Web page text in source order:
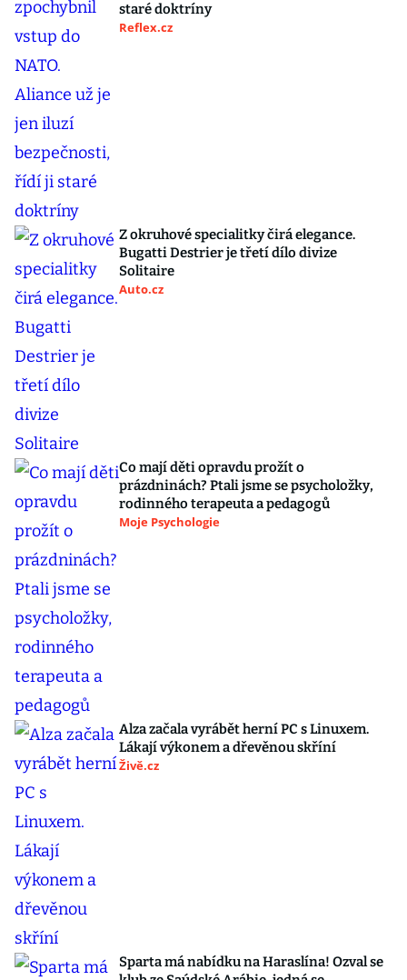
staré doktríny
Reflex.cz
Z okruhové specialitky čirá elegance.
Bugatti Destrier je třetí dílo divize
Solitaire
Auto.cz
Co mají děti opravdu prožít o
prázdninách? Ptali jsme se psycholožky,
rodinného terapeuta a pedagogů
Moje Psychologie
Alza začala vyrábět herní PC s Linuxem.
Lákají výkonem a dřevěnou skříní
Živě.cz
Sparta má nabídku na Haraslína! Ozval se